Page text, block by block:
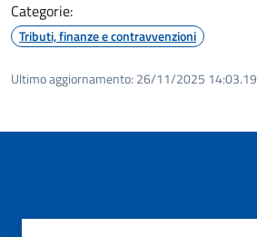
Categorie:
Tributi, finanze e contravvenzioni
Ultimo aggiornamento: 26/11/2025 14:03.19